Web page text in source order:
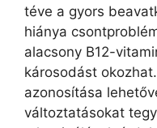
téve a gyors
hiánya
alacsony B12-
károsodást
azonosítása
változtatásokat